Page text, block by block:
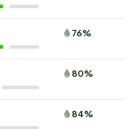
76%
80%
84%